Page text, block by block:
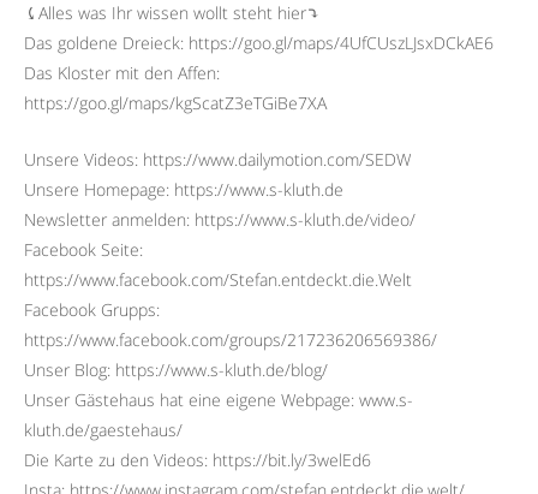
⤹Alles was Ihr wissen wollt steht hier⤵︎
Das goldene Dreieck: https://goo.gl/maps/4UfCUszLJsxDCkAE6
Das Kloster mit den Affen:
https://goo.gl/maps/kgScatZ3eTGiBe7XA
Unsere Videos: https://www.dailymotion.com/SEDW
Unsere Homepage: https://www.s-kluth.de
Newsletter anmelden: https://www.s-kluth.de/video/
Facebook Seite:
https://www.facebook.com/Stefan.entdeckt.die.Welt
Facebook Grupps:
https://www.facebook.com/groups/217236206569386/
Unser Blog: https://www.s-kluth.de/blog/
Unser Gästehaus hat eine eigene Webpage: www.s-
kluth.de/gaestehaus/
Die Karte zu den Videos: https://bit.ly/3welEd6